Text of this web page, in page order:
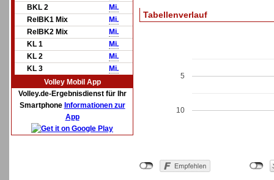
BKL 2
Mi.
RelBK1 Mix
Mi.
RelBK2 Mix
Mi.
KL 1
Mi.
KL 2
Mi.
KL 3
Mi.
Volley Mobil App
Volley.de-Ergebnisdienst für Ihr
Smartphone Informationen zur
App
Tabellenverlauf
5
10